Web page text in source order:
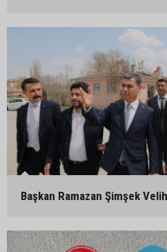
Başkan Ramazan Şimşek